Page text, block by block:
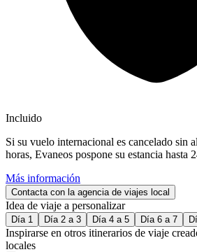
Incluido
Si su vuelo internacional es cancelado sin
horas, Evaneos pospone su estancia hasta
Más información
Contacta con la agencia de viajes local
Idea de viaje a personalizar
Día 1 Día 2 a 3 Día 4 a 5 Día 6 a 7
Inspirarse en otros itinerarios de viaje
locales